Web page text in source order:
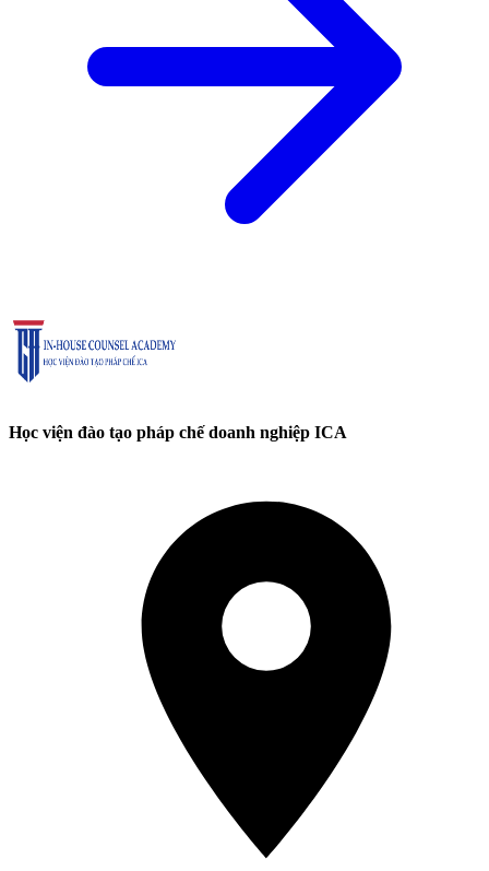
Học viện đào tạo pháp chế doanh nghiệp ICA